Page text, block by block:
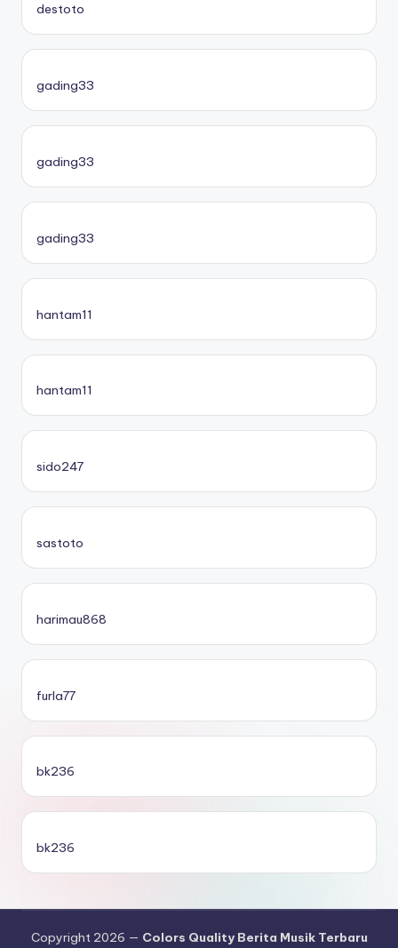
destoto
gading33
gading33
gading33
hantam11
hantam11
sido247
sastoto
harimau868
furla77
bk236
bk236
Copyright 2026 — Colors Quality Berita Musik Terbaru